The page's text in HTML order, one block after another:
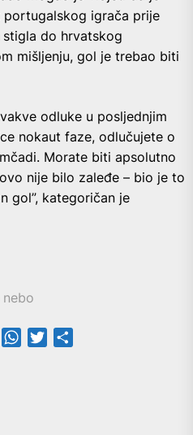
igrača prije
do hrvatskog
mišljenju, gol je trebao biti
odluke u posljednjim
nokaut faze, odlučujete o
Morate biti apsolutno
nije bilo zaleđe – bio je to
gol”, kategoričan je
PrintFriendly
WhatsApp
Twitter